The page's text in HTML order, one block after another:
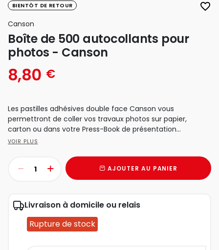
BIENTÔT DE RETOUR favorite_border
Canson
Boîte de 500 autocollants pour
photos - Canson
8,80 €
Les pastilles adhésives double face Canson vous
permettront de coller vos travaux photos sur papier,
carton ou dans votre Press-Book de présentation...
VOIR PLUS
AJOUTER AU PANIER
Livraison à domicile ou relais
Rupture de stock